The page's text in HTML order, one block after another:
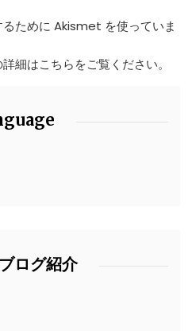
ために Akismet を使っていま
細はこちらをご覧ください。
ログ紹介